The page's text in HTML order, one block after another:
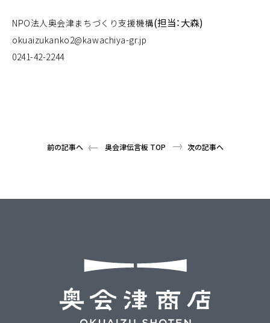
NPO法人奥会津まちづくり支援機構(担当：大森)
okuaizukanko2@kawachiya-gr.jp
0241-42-2244
前の記事へ 奥会津伝言板 TOP 次の記事へ